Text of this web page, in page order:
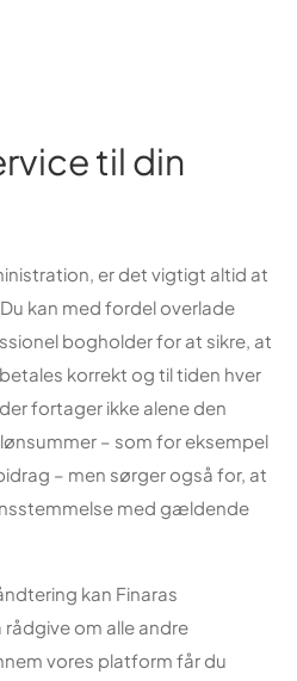
til din
er det vigtigt altid at
kan med fordel overlade
bogholder for at sikre, at
korrekt og til tiden hver
fortager ikke alene den
– som for eksempel
– men sørger også for, at
med gældende
kan Finaras
om alle andre
vores platform får du